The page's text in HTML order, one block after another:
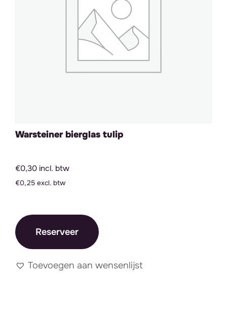
Warsteiner bierglas tulip
€0,30 incl. btw
€0,25 excl. btw
Reserveer
Toevoegen aan wensenlijst